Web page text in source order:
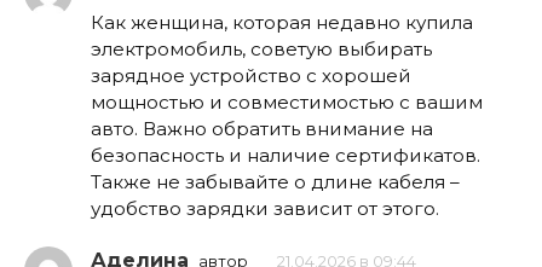
Как женщина, которая недавно купила
электромобиль, советую выбирать
зарядное устройство с хорошей
мощностью и совместимостью с вашим
авто. Важно обратить внимание на
безопасность и наличие сертификатов.
Также не забывайте о длине кабеля –
удобство зарядки зависит от этого.
Аделина автор 21.04.2026 в 09:44